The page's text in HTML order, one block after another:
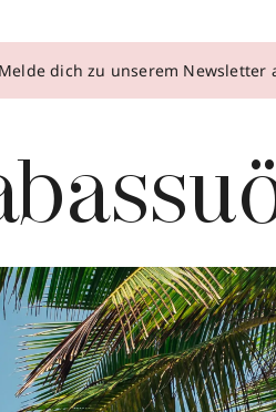
Melde dich zu unserem Newsletter